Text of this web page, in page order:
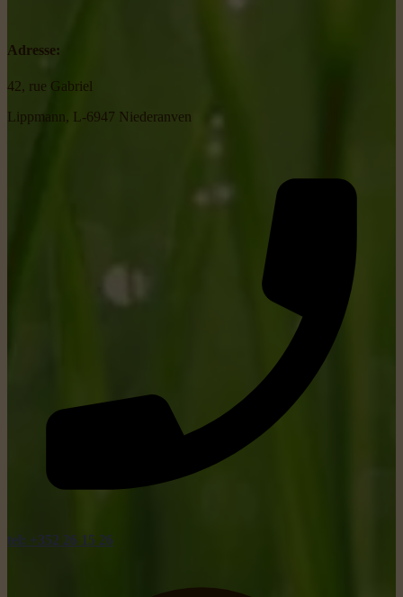
Adresse:
42, rue Gabriel
Lippmann, L-6947 Niederanven
tel: +352 26 15 26